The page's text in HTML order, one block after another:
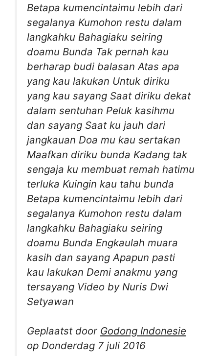
Betapa kumencintaimu lebih dari
segalanya Kumohon restu dalam
langkahku Bahagiaku seiring
doamu Bunda Tak pernah kau
berharap budi balasan Atas apa
yang kau lakukan Untuk diriku
yang kau sayang Saat diriku dekat
dalam sentuhan Peluk kasihmu
dan sayang Saat ku jauh dari
jangkauan Doa mu kau sertakan
Maafkan diriku bunda Kadang tak
sengaja ku membuat remah hatimu
terluka Kuingin kau tahu bunda
Betapa kumencintaimu lebih dari
segalanya Kumohon restu dalam
langkahku Bahagiaku seiring
doamu Bunda Engkaulah muara
kasih dan sayang Apapun pasti
kau lakukan Demi anakmu yang
tersayang Video by Nuris Dwi
Setyawan
Geplaatst door Godong Indonesie
op Donderdag 7 juli 2016